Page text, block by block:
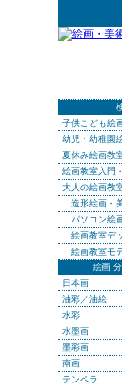
子供こども絵
幼児・幼稚園
夏休み絵画教
絵画教室入門
大人の絵画教
造形絵画・
パソコン絵
絵画教室デ
絵画教室モ
絵画
日本画
油彩／油絵
水彩
水墨画
墨彩画
南画
テンペラ